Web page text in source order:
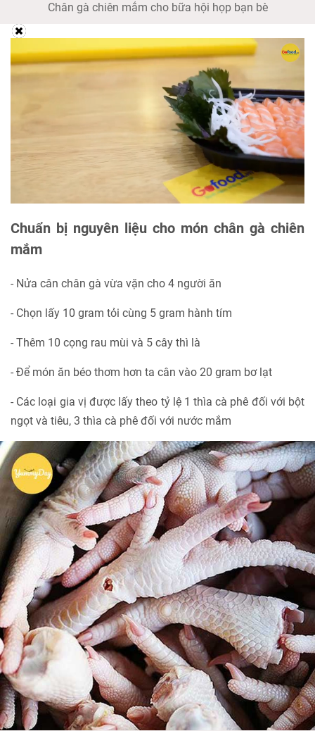
Chân gà chiên mắm cho bữa hội họp bạn bè
Chuẩn bị nguyên liệu cho món chân gà chiên
mắm
- Nửa cân chân gà vừa vặn cho 4 người ăn
- Chọn lấy 10 gram tỏi cùng 5 gram hành tím
- Thêm 10 cọng rau mùi và 5 cây thì là
- Để món ăn béo thơm hơn ta cân vào 20 gram bơ lạt
- Các loại gia vị được lấy theo tỷ lệ 1 thìa cà phê đối với bột
ngọt và tiêu, 3 thìa cà phê đối với nước mắm